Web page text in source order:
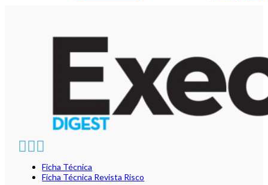
Ficha Técnica
Ficha Técnica Revista Risco